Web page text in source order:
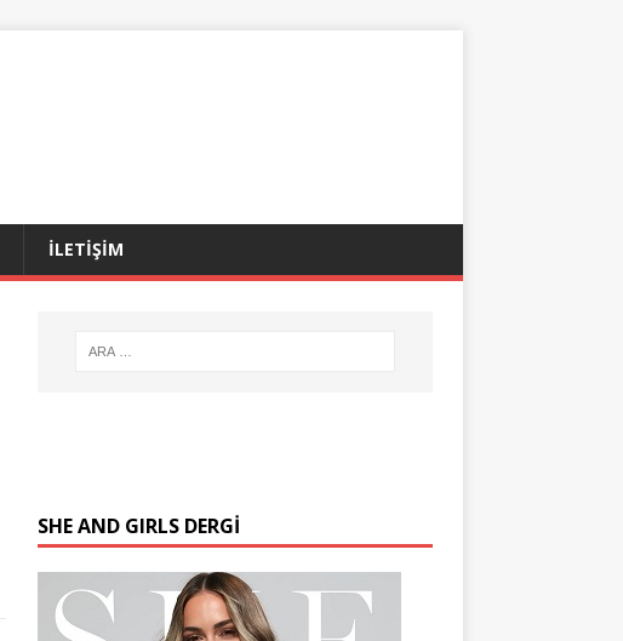
İLETİŞİM
SHE AND GIRLS DERGİ